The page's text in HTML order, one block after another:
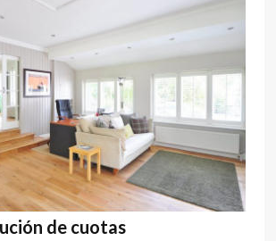
de cuotas